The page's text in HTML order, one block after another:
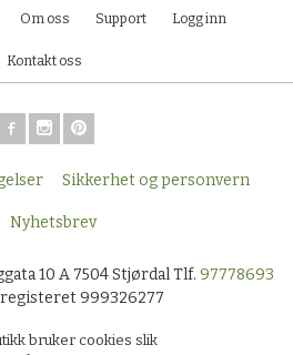
Om oss Support Logg inn
Kontakt oss
Sikkerhet og personvern
Nyhetsbrev
10 A 7504 Stjørdal Tlf. 97778693
999326277
bruker cookies slik